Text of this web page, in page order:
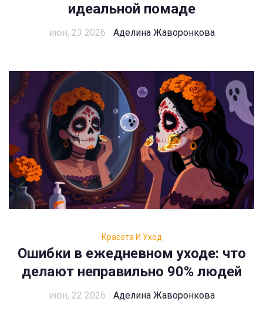
идеальной помаде
июн, 23 2026 Аделина Жаворонкова
Красота И Уход
Ошибки в ежедневном уходе: что
делают неправильно 90% людей
июн, 22 2026 Аделина Жаворонкова